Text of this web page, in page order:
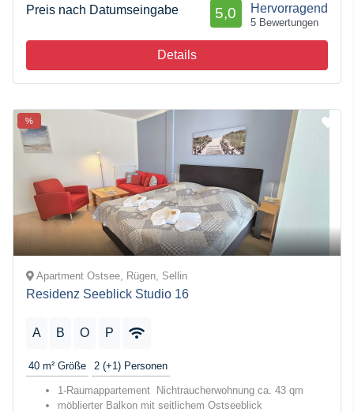
Preis nach Datumseingabe Hervorragend
5,0
5 Bewertungen
Details
%
Apartment Ostsee, Rügen, Sellin
Residenz Seeblick Studio 16
A B O P
40 m² Größe 2 (+1) Personen
1-Raumappartement Nichtraucherwohnung ca. 43 qm
möblierter Balkon mit seitlichem Ostseeblick